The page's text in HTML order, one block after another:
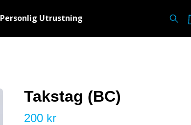
Personlig Utrustning
Takstag (BC)
200 kr